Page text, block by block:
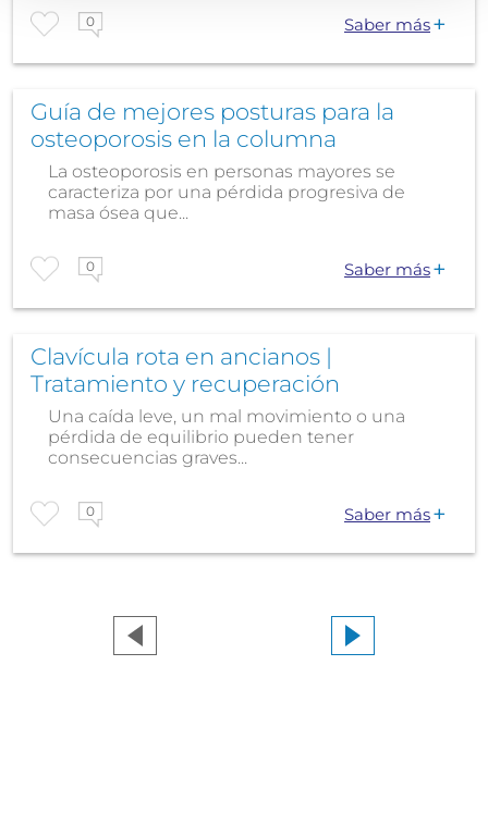
0 Saber más
Guía de mejores posturas para la
osteoporosis en la columna
La osteoporosis en personas mayores se
caracteriza por una pérdida progresiva de
masa ósea que...
0 Saber más
Clavícula rota en ancianos |
Tratamiento y recuperación
Una caída leve, un mal movimiento o una
pérdida de equilibrio pueden tener
consecuencias graves...
0 Saber más